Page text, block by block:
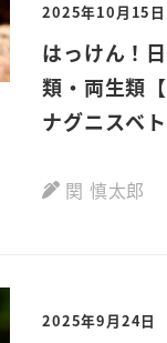
2025年10月15日
はっけん！
類・両生類
ナグニスベ
(Koizumi,
関 慎太郎
2025年9月24日